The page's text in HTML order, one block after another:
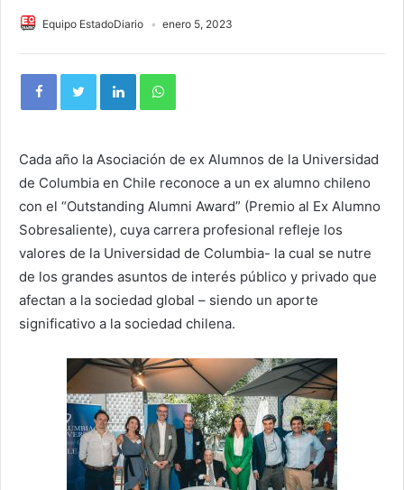
Equipo EstadoDiario enero 5, 2023
Cada año la Asociación de ex Alumnos de la Universidad
de Columbia en Chile reconoce a un ex alumno chileno
con el “Outstanding Alumni Award” (Premio al Ex Alumno
Sobresaliente), cuya carrera profesional refleje los
valores de la Universidad de Columbia- la cual se nutre
de los grandes asuntos de interés público y privado que
afectan a la sociedad global – siendo un aporte
significativo a la sociedad chilena.